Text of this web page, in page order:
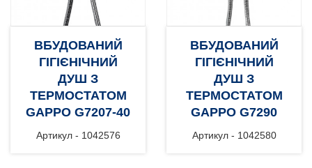
ВБУДОВАНИЙ
ГІГІЄНІЧНИЙ
ДУШ З
ТЕРМОСТАТОМ
GAPPO G7207-40
Артикул - 1042576
ВБУДОВАНИЙ
ГІГІЄНІЧНИЙ
ДУШ З
ТЕРМОСТАТОМ
GAPPO G7290
Артикул - 1042580